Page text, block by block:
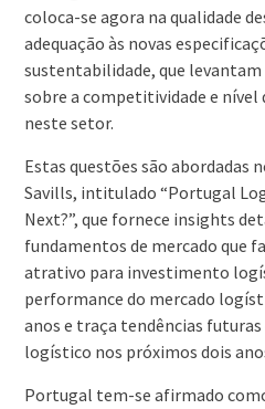
coloca-se agora na qualidade
adequação às novas
sustentabilidade, que
sobre a competitividade e nível
neste setor.
Estas questões são abordadas
Savills, intitulado “Portugal
Next?”, que fornece insights
fundamentos de mercado que
atrativo para investimento
performance do mercado
anos e traça tendências
logístico nos próximos dois
Portugal tem-se afirmado